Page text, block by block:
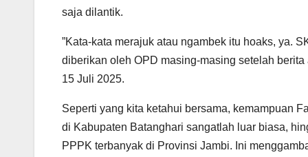
saja dilantik.
‎”Kata-kata merajuk atau ngambek itu hoaks, ya.
diberikan oleh OPD masing-masing setelah
15 Juli 2025.
Seperti yang kita ketahui bersama, kemampuan
di Kabupaten Batanghari sangatlah luar biasa,
PPPK terbanyak di Provinsi Jambi. Ini